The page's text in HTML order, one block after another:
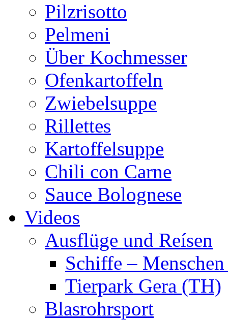
Pilzrisotto
Pelmeni
Über Kochmesser
Ofenkartoffeln
Zwiebelsuppe
Rillettes
Kartoffelsuppe
Chili con Carne
Sauce Bolognese
Videos
Ausflüge und Reísen
Schiffe –
Tierpark Gera (TH)
Blasrohrsport